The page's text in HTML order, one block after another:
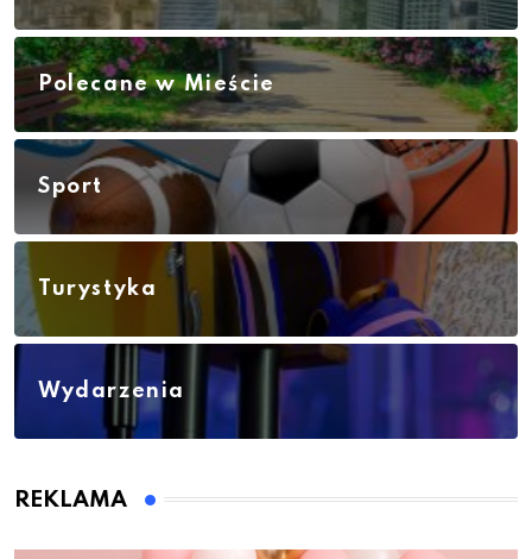
Polecane w Mieście
Sport
Turystyka
Wydarzenia
REKLAMA